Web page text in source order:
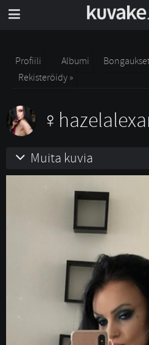
Profiili Albumi
Rekisteröidy »
Muita kuvia